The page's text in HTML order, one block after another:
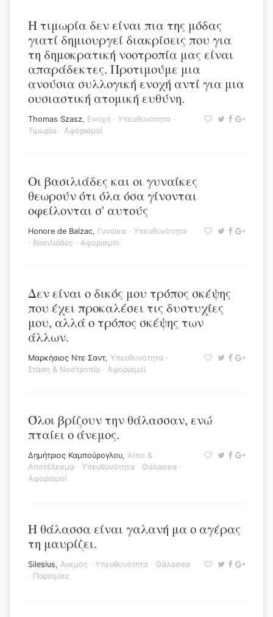
Η τιμωρία δεν είναι πια της μόδας
γιατί δημιουργεί διακρίσεις που για
τη δημοκρατική νοοτροπία μας είναι
απαράδεκτες. Προτιμούμε μια
ανούσια συλλογική ενοχή αντί για μια
ουσιαστική ατομική ευθύνη.
Thomas Szasz, Ενοχή · Υπευθυνότητα ·
Τιμωρία · Αφορισμοί
Οι βασιλιάδες και οι γυναίκες
θεωρούν ότι όλα όσα γίνονται
οφείλονται σ' αυτούς
Honore de Balzac, Γυναίκα · Υπευθυνότητα
· Βασιλιάδες · Αφορισμοί
Δεν είναι ο δικός μου τρόπος σκέψης
που έχει προκαλέσει τις δυστυχίες
μου, αλλά ο τρόπος σκέψης των
άλλων.
Μαρκήσιος Ντε Σαντ, Υπευθυνότητα ·
Στάση & Νοοτροπία · Αφορισμοί
Όλοι βρίζουν την θάλασσαν, ενώ
πταίει ο άνεμος.
Δημήτριος Καμπούρογλου, Αίτιο &
Αποτέλεσμα · Υπευθυνότητα · Θάλασσα ·
Αφορισμοί
Η θάλασσα είναι γαλανή μα ο αγέρας
τη μαυρίζει.
Silesius, Άνεμος · Υπευθυνότητα · Θάλασσα
· Παροιμίες